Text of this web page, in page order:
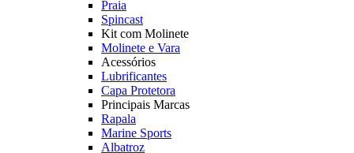
Praia
Spincast
Kit com Molinete
Molinete e Vara
Acessórios
Lubrificantes
Capa Protetora
Principais Marcas
Rapala
Marine Sports
Albatroz